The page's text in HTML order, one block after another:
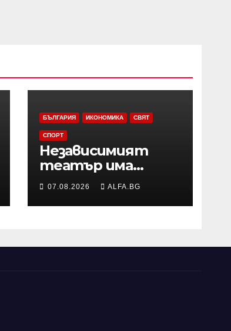
БЪЛГАРИЯ ИКОНОМИКА СВЯТ
СПОРТ
Независимият
театър има
нужда от
подкрепа за
копродукции с
07.08.2026 ALFA.BG